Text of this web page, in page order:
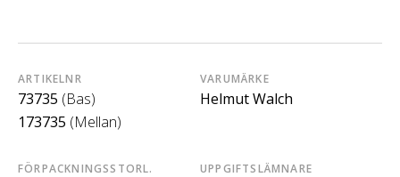
ARTIKELNR
73735 (Bas)
173735 (Mellan)
VARUMÄRKE
Helmut Walch
FÖRPACKNINGSSTORL. UPPGIFTSLÄMNARE